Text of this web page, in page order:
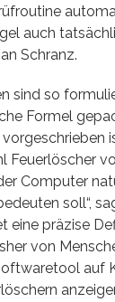
auch
Schranz.
sind so
Formel
Feuerlöscher
Computer
soll“,
eine präzise
von
auf